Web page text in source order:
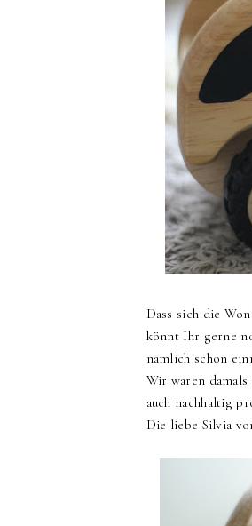
Dass sich die
könnt Ihr gerne
nämlich schon
Wir waren
auch nachhaltig
Die liebe Silvia